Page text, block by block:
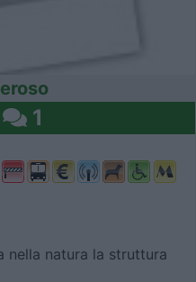
1
nella natura la struttura